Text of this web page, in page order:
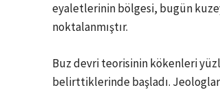
eyaletlerinin bölgesi, bugün
noktalanmıştır.
Buz devri teorisinin kökenleri
belirttiklerinde başladı. Jeologlar